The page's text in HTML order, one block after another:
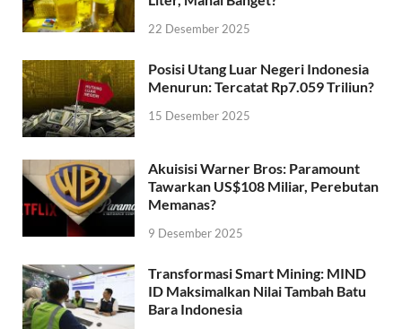
22 Desember 2025
Posisi Utang Luar Negeri Indonesia
Menurun: Tercatat Rp7.059 Triliun?
15 Desember 2025
Akuisisi Warner Bros: Paramount
Tawarkan US$108 Miliar, Perebutan
Memanas?
9 Desember 2025
Transformasi Smart Mining: MIND
ID Maksimalkan Nilai Tambah Batu
Bara Indonesia